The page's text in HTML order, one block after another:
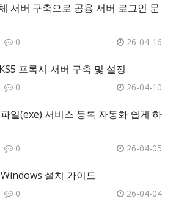
서버 구축으로 공용 서버 로그인 문
0 26-04-16
프록시 서버 구축 및 설정
0 26-04-10
일(exe) 서비스 등록 자동화 쉽게 하
0 26-04-05
설치 가이드
0 26-04-04